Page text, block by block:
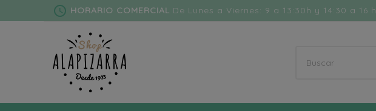
schedule HORARIO COMERCIAL De Lunes a Viernes: 9 a 13:30h y 14:30 a 16 h